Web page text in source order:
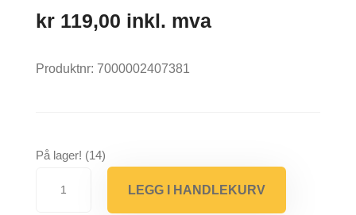
kr119,00 inkl. mva
Produktnr: 7000002407381
På lager! (14)
LEGG I HANDLEKURV